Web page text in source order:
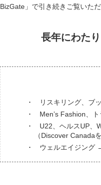
BizGate」で引き続きご覧いただ
長年にわたり
リスキリング、ブ
Men’s Fashion、
U22、ヘルスUP、
（Discover Canada
ウェルエイジング